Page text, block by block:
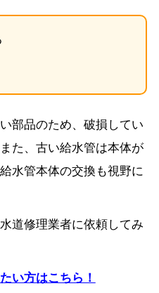
部品のため、破損してい
た、古い給水管は本体が
水管本体の交換も視野に
道修理業者に依頼してみ
い方はこちら！